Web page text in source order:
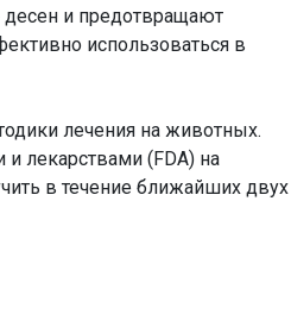
и предотвращают
использоваться в
лечения на животных.
лекарствами (FDA) на
в течение ближайших двух